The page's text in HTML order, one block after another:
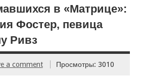
в «Матрице»:
Фостер, певица
Ривз
a comment Просмотры: 3010